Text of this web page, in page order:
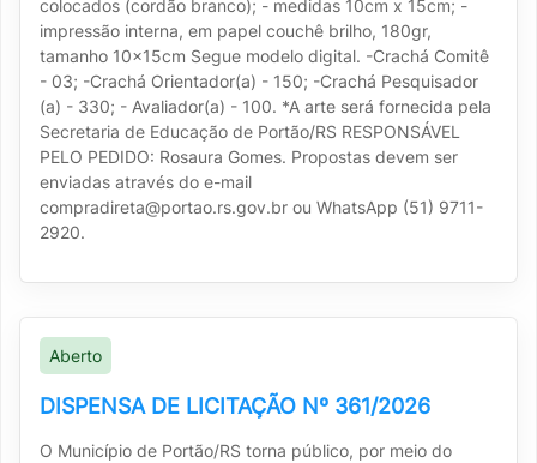
colocados (cordão branco); - medidas 10cm x 15cm; -
impressão interna, em papel couchê brilho, 180gr,
tamanho 10x15cm Segue modelo digital. -Crachá Comitê
- 03; -Crachá Orientador(a) - 150; -Crachá Pesquisador
(a) - 330; - Avaliador(a) - 100. *A arte será fornecida pela
Secretaria de Educação de Portão/RS RESPONSÁVEL
PELO PEDIDO: Rosaura Gomes. Propostas devem ser
enviadas através do e-mail
compradireta@portao.rs.gov.br ou WhatsApp (51) 9711-
2920.
Aberto
DISPENSA DE LICITAÇÃO Nº 361/2026
O Município de Portão/RS torna público, por meio do